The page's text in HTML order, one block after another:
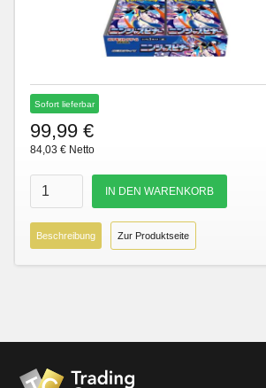
Sofort lieferbar
99,99 €
84,03 € Netto
Beschreibung Zur Produktseite